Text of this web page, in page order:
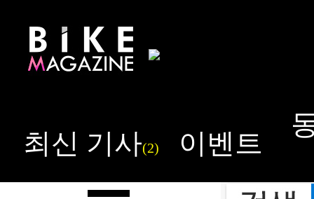
최신 기사(2) 이벤트